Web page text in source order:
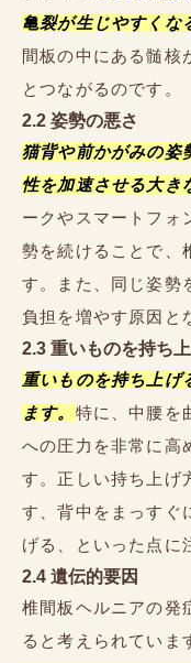
亀裂が生じやすくな
間板の中にある髄核
とつながるのです。
2.2 姿勢の悪さ
猫背や前かがみの姿
性を加速させる大き
ークやスマートフォ
勢を続けることで、
す。また、同じ姿勢
負担を増やす原因と
2.3 重いものを持ち
重いものを持ち上げ
ます。 特に、中腰を
への圧力を非常に高
す。正しい持ち上げ
す、背中をまっすぐ
げる、といった点に
2.4 遺伝的要因
椎間板ヘルニアの発
ると考えられていま